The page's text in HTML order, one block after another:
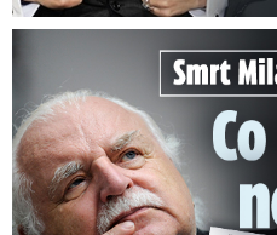
Smrt Milana Knížáka (†86):